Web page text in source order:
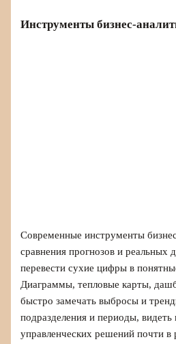
Инструменты
Современные инструменты
сравнения прогнозов и реальных
перевести сухие цифры в
Диаграммы, тепловые карты,
быстро замечать выбросы и
подразделения и периоды, видеть
управленческих решений почти в